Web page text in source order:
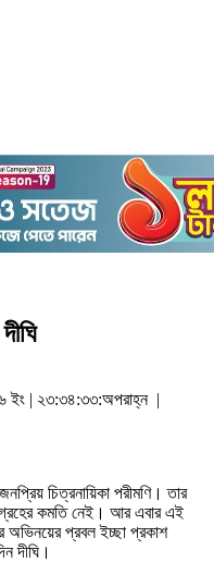
ইং | ২৩:৩৪:৩৩:অপরাহ্ন |
চিত্রনায়িকা পরীমণি। তার
কমতি নেই। আর এবার এই
অভিনয়ের প্রবল ইচ্ছা প্রকাশ
দীঘি।